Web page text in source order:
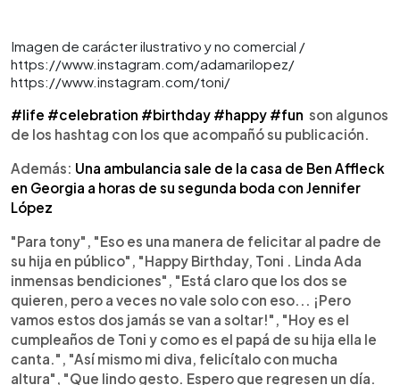
Imagen de carácter ilustrativo y no comercial /
https://www.instagram.com/adamarilopez/
https://www.instagram.com/toni/
#life #celebration #birthday #happy #fun son algunos
de los hashtag con los que acompañó su publicación.
Además: Una ambulancia sale de la casa de Ben Affleck
en Georgia a horas de su segunda boda con Jennifer
López
"Para tony", "Eso es una manera de felicitar al padre de
su hija en público", "Happy Birthday, Toni . Linda Ada
inmensas bendiciones", "Está claro que los dos se
quieren, pero a veces no vale solo con eso... ¡Pero
vamos estos dos jamás se van a soltar!", "Hoy es el
cumpleaños de Toni y como es el papá de su hija ella le
canta.", "Así mismo mi diva, felicítalo con mucha
altura", "Que lindo gesto. Espero que regresen un día.